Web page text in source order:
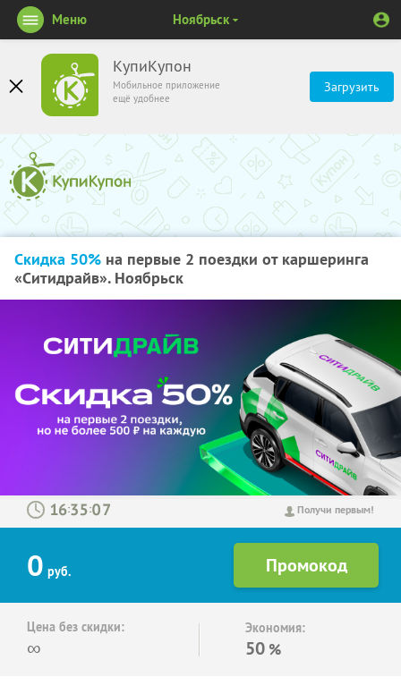
КупиКупон
Мобильное приложение
ещё удобнее
Загрузить
Меню Ноябрьск
Скидка 50% на первые 2 поездки от каршеринга
«Ситидрайв». Ноябрьск
Получи первым!
: :
0 руб.
Цена без скидки:
∞
Экономия:
50 %